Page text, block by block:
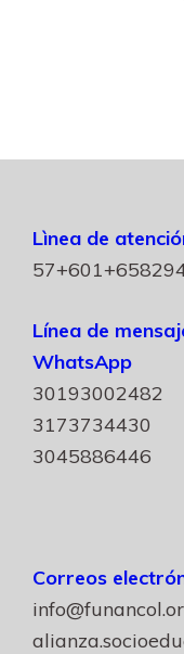
Lìnea de
Línea de
WhatsApp
30193002482
3173734430
3045886446
Correos